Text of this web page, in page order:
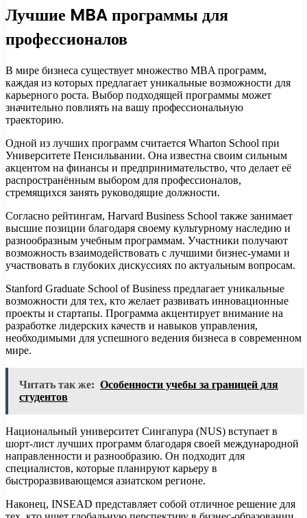
Лучшие MBA программы для
профессионалов
В мире бизнеса существует множество MBA программ,
каждая из которых предлагает уникальные возможности для
карьерного роста. Выбор подходящей программы может
значительно повлиять на вашу профессиональную
траекторию.
Одной из лучших программ считается Wharton School при
Университете Пенсильвании. Она известна своим сильным
акцентом на финансы и предпринимательство, что делает её
распространённым выбором для профессионалов,
стремящихся занять руководящие должности.
Согласно рейтингам, Harvard Business School также занимает
высшие позиции благодаря своему культурному наследию и
разнообразным учебным программам. Участники получают
возможность взаимодействовать с лучшими бизнес-умами и
участвовать в глубоких дискуссиях по актуальным вопросам.
Stanford Graduate School of Business предлагает уникальные
возможности для тех, кто желает развивать инновационные
проекты и стартапы. Программа акцентирует внимание на
разработке лидерских качеств и навыков управления,
необходимыми для успешного ведения бизнеса в современном
мире.
Читать так же: Особенности учебы за границей для
студентов
Национальный университет Сингапура (NUS) вступает в
шорт-лист лучших программ благодаря своей международной
направленности и разнообразию. Он подходит для
специалистов, которые планируют карьеру в
быстроразвивающемся азиатском регионе.
Наконец, INSEAD представляет собой отличное решение для